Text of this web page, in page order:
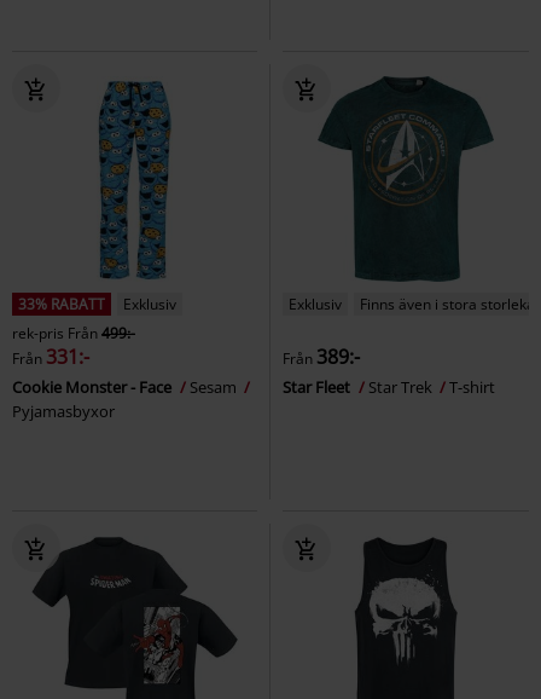
33% RABATT
Exklusiv
rek-pris Från499:-
Från 331:-
Cookie Monster - Face
Sesam
Pyjamasbyxor
Exklusiv Finns även i stora storlekar
Från 389:-
Star Fleet Star Trek T-shirt